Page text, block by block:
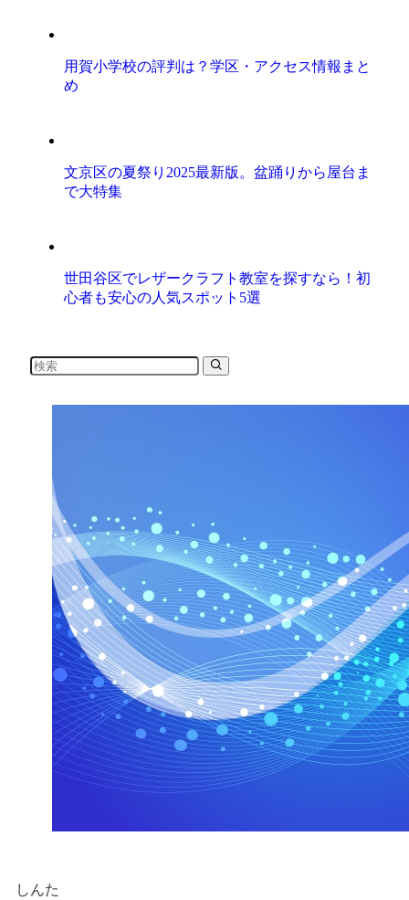
用賀小学校の評判は？学区・アクセス情報まと
め
文京区の夏祭り2025最新版。盆踊りから屋台ま
で大特集
世田谷区でレザークラフト教室を探すなら！初
心者も安心の人気スポット5選
しんた